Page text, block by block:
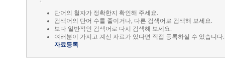
단어의 철자가 정확한지 확인해 주세요.
검색어의 단어 수를 줄이거나, 다른 검색어로 검색해 보세요.
보다 일반적인 검색어로 다시 검색해 보세요.
여러분이 가지고 계신 자료가 있다면 직접 등록하실 수 있습니다.
자료등록